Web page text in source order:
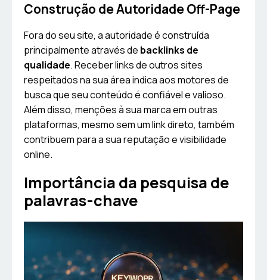
Construção de Autoridade Off-Page
Fora do seu site, a autoridade é construída
principalmente através de backlinks de
qualidade. Receber links de outros sites
respeitados na sua área indica aos motores de
busca que seu conteúdo é confiável e valioso.
Além disso, menções à sua marca em outras
plataformas, mesmo sem um link direto, também
contribuem para a sua reputação e visibilidade
online.
Importância da pesquisa de
palavras-chave